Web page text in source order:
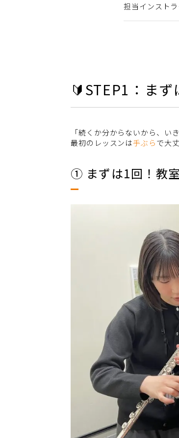
担当インストラ
🔰STEP1：ま
「続くか分からないから、
最初のレッスンは手ぶらで大
① まずは1回！教